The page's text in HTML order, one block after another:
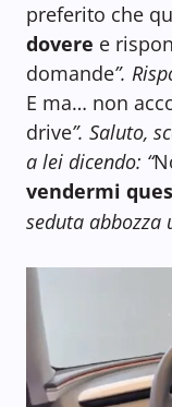
preferito che
dovere e
domande”.
E ma… non
drive”. Saluto,
a lei dicendo: “
vendermi
seduta